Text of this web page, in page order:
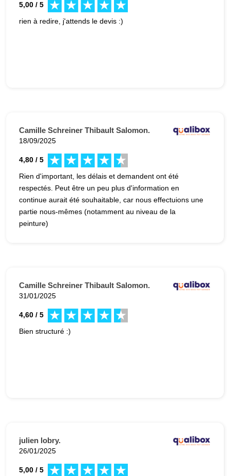
5,00 / 5
rien à redire, j'attends le devis :)
Camille Schreiner Thibault Salomon.
18/09/2025
4,80 / 5
Rien d'important, les délais et demandent ont été
respectés. Peut être un peu plus d'information en
continue aurait été souhaitable, car nous effectuions une
partie nous-mêmes (notamment au niveau de la
peinture)
Camille Schreiner Thibault Salomon.
31/01/2025
4,60 / 5
Bien structuré :)
julien lobry.
26/01/2025
5,00 / 5